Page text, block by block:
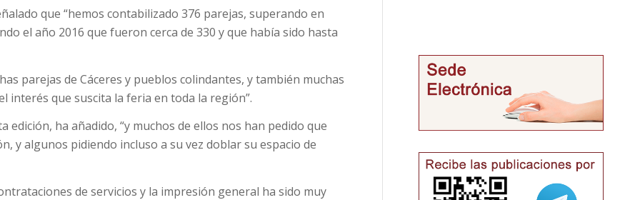
que “hemos contabilizado 376 parejas, superando en
el año 2016 que fueron cerca de 330 y que había sido hasta
parejas de Cáceres y pueblos colindantes, y también muchas
interés que suscita la feria en toda la región”.
ha añadido, “y muchos de ellos nos han pedido que
y algunos pidiendo incluso a su vez doblar su espacio de
de servicios y la impresión general ha sido muy